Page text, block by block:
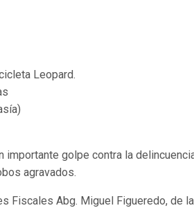
Leopard.
golpe contra la
agravados.
Abg. Miguel Figueredo, de la